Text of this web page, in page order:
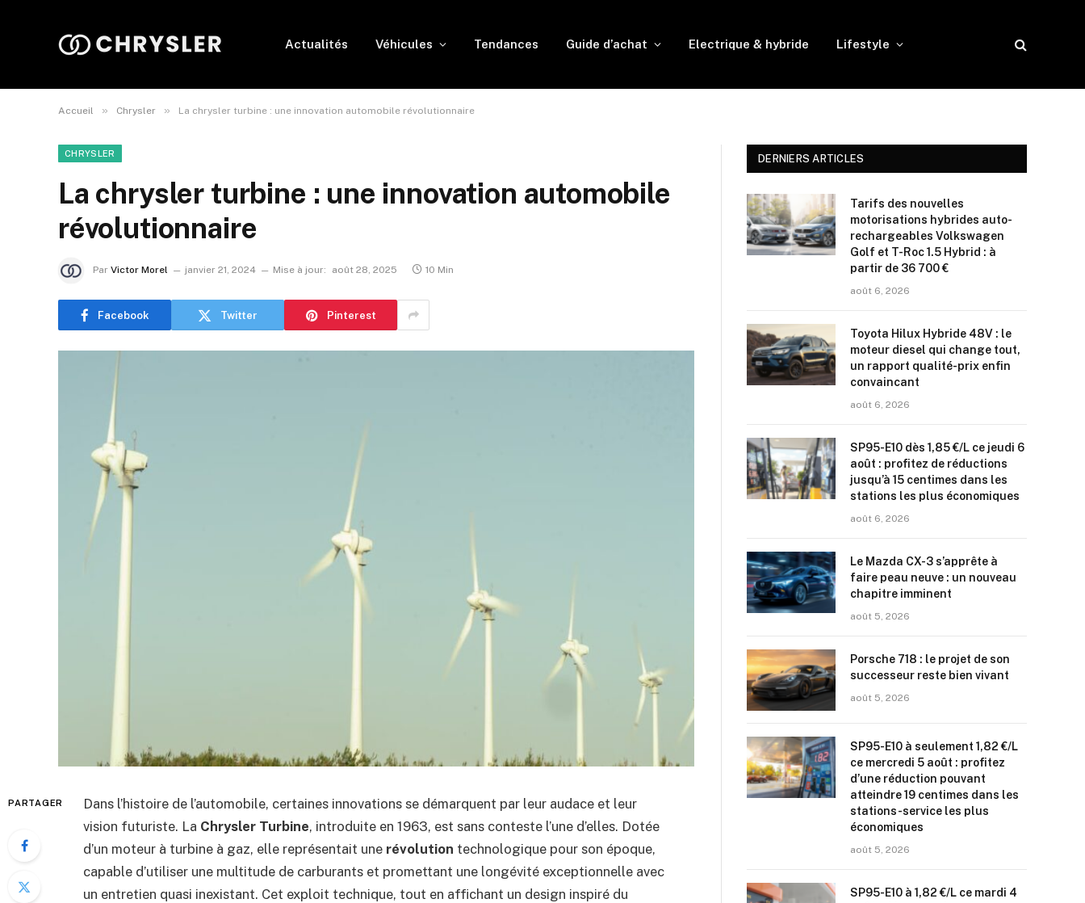
Actualités Véhicules Tendances Guide d’achat Electrique & hybride Lifestyle
Accueil » Chrysler » La chrysler turbine : une innovation automobile révolutionnaire
CHRYSLER
La chrysler turbine : une innovation automobile
révolutionnaire
Par Victor Morel janvier 21, 2024 Mise à jour: août 28, 2025 10 Min
Facebook Twitter Pinterest
PARTAGER
Dans l’histoire de l’automobile, certaines innovations se démarquent par leur audace et leur
vision futuriste. La Chrysler Turbine, introduite en 1963, est sans conteste l’une d’elles. Dotée
d’un moteur à turbine à gaz, elle représentait une révolution technologique pour son époque,
capable d’utiliser une multitude de carburants et promettant une longévité exceptionnelle avec
un entretien quasi inexistant. Cet exploit technique, tout en affichant un design inspiré du
DERNIERS ARTICLES
Tarifs des nouvelles
motorisations hybrides auto-
rechargeables Volkswagen
Golf et T-Roc 1.5 Hybrid : à
partir de 36 700 €
août 6, 2026
Toyota Hilux Hybride 48V : le
moteur diesel qui change tout,
un rapport qualité-prix enfin
convaincant
août 6, 2026
SP95-E10 dès 1,85 €/L ce jeudi 6
août : profitez de réductions
jusqu’à 15 centimes dans les
stations les plus économiques
août 6, 2026
Le Mazda CX-3 s’apprête à
faire peau neuve : un nouveau
chapitre imminent
août 5, 2026
Porsche 718 : le projet de son
successeur reste bien vivant
août 5, 2026
SP95-E10 à seulement 1,82 €/L
ce mercredi 5 août : profitez
d’une réduction pouvant
atteindre 19 centimes dans les
stations-service les plus
économiques
août 5, 2026
SP95-E10 à 1,82 €/L ce mardi 4